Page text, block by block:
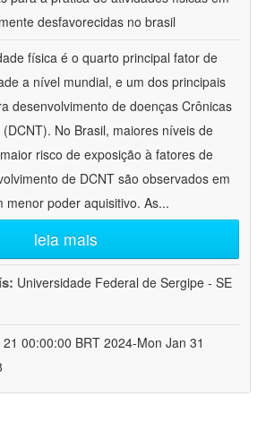
desfavorecidas no brasil
física é o quarto principal fator de
a nível mundial, e um dos principais
desenvolvimento de doenças Crônicas
No Brasil, maiores níveis de
risco de exposição à fatores de
de DCNT são observados em
menor poder aquisitivo. As...
leia mais
Universidade Federal de Sergipe - SE
00:00:00 BRT 2024-Mon Jan 31